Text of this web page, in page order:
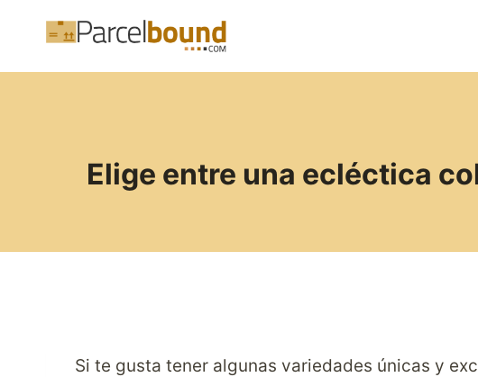
Elige entre una ecléctica
Si te gusta tener algunas variedades únicas y